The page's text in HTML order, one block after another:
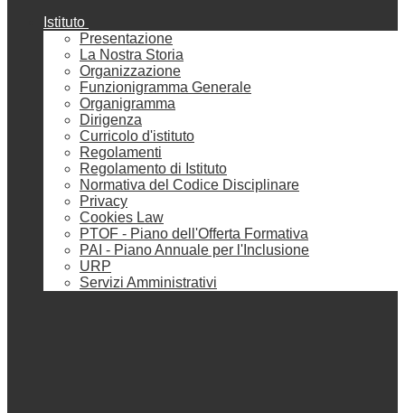
Istituto
Presentazione
La Nostra Storia
Organizzazione
Funzionigramma Generale
Organigramma
Dirigenza
Curricolo d'istituto
Regolamenti
Regolamento di Istituto
Normativa del Codice Disciplinare
Privacy
Cookies Law
PTOF - Piano dell'Offerta Formativa
PAI - Piano Annuale per l'Inclusione
URP
Servizi Amministrativi